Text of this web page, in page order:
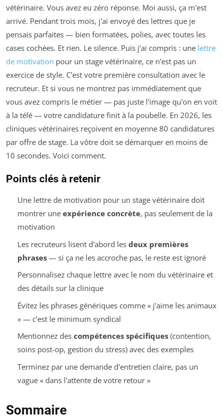
vétérinaire. Vous avez eu zéro réponse. Moi aussi, ça m'est
arrivé. Pendant trois mois, j'ai envoyé des lettres que je
pensais parfaites — bien formatées, polies, avec toutes les
cases cochées. Et rien. Le silence. Puis j'ai compris : une lettre
de motivation pour un stage vétérinaire, ce n'est pas un
exercice de style. C'est votre première consultation avec le
recruteur. Et si vous ne montrez pas immédiatement que
vous avez compris le métier — pas juste l'image qu'on en voit
à la télé — votre candidature finit à la poubelle. En 2026, les
cliniques vétérinaires reçoivent en moyenne 80 candidatures
par offre de stage. La vôtre doit se démarquer en moins de
10 secondes. Voici comment.
Points clés à retenir
Une lettre de motivation pour un stage vétérinaire doit
montrer une expérience concrète, pas seulement de la
motivation
Les recruteurs lisent d'abord les deux premières
phrases— si ça ne les accroche pas, le reste est ignoré
Personnalisez chaque lettre avec le nom du vétérinaire et
des détails sur la clinique
Évitez les phrases génériques comme « j'aime les animaux
» — c'est le minimum syndical
Mentionnez des compétences spécifiques(contention,
soins post-op, gestion du stress) avec des exemples
Terminez par une demande d'entretien claire, pas un
vague « dans l'attente de votre retour »
Sommaire